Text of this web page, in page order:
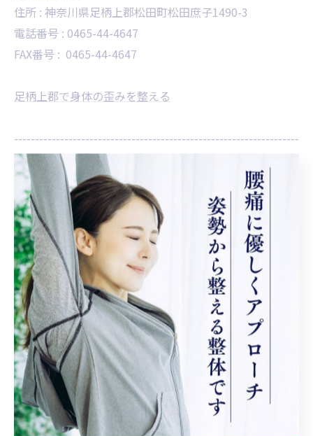
住所 : 神奈川県足柄上郡松田町松田庶子1490-3
電話番号 : 0465-44-4647
FAX番号 : 0465-44-4647
足柄上郡で身体の歪みを整える
--------------------------------------------------------------------
< 前のページ 一覧に戻る 次のページ >
カテゴリー Categories
全てのカテゴリー
松田町の腰痛
新松田駅の腰痛
坐骨神経痛